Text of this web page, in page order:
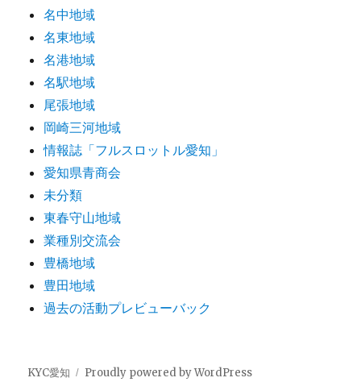
名中地域
名東地域
名港地域
名駅地域
尾張地域
岡崎三河地域
情報誌「フルスロットル愛知」
愛知県青商会
未分類
東春守山地域
業種別交流会
豊橋地域
豊田地域
過去の活動プレビューバック
KYC愛知 Proudly powered by WordPress